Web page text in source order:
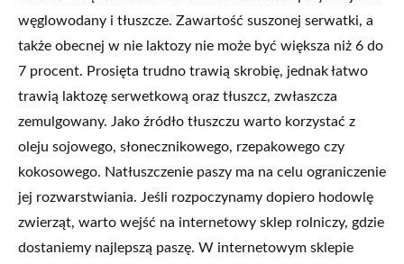
węglowodany i tłuszcze. Zawartość suszonej serwatki, a
także obecnej w nie laktozy nie może być większa niż 6 do
7 procent. Prosięta trudno trawią skrobię, jednak łatwo
trawią laktozę serwetkową oraz tłuszcz, zwłaszcza
zemulgowany. Jako źródło tłuszczu warto korzystać z
oleju sojowego, słonecznikowego, rzepakowego czy
kokosowego. Natłuszczenie paszy ma na celu ograniczenie
jej rozwarstwiania. Jeśli rozpoczynamy dopiero hodowlę
zwierząt, warto wejść na internetowy sklep rolniczy, gdzie
dostaniemy najlepszą paszę. W internetowym sklepie